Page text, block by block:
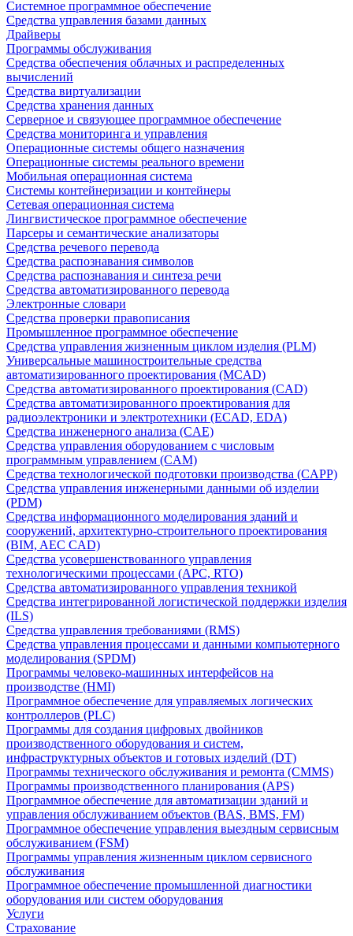
Системное программное обеспечение
Средства управления базами данных
Драйверы
Программы обслуживания
Средства обеспечения облачных и распределенных
вычислений
Средства виртуализации
Средства хранения данных
Серверное и связующее программное обеспечение
Средства мониторинга и управления
Операционные системы общего назначения
Операционные системы реального времени
Мобильная операционная система
Системы контейнеризации и контейнеры
Сетевая операционная система
Лингвистическое программное обеспечение
Парсеры и семантические анализаторы
Средства речевого перевода
Средства распознавания символов
Средства распознавания и синтеза речи
Средства автоматизированного перевода
Электронные словари
Средства проверки правописания
Промышленное программное обеспечение
Средства управления жизненным циклом изделия (PLM)
Универсальные машиностроительные средства
автоматизированного проектирования (MCAD)
Средства автоматизированного проектирования (CAD)
Средства автоматизированного проектирования для
радиоэлектроники и электротехники (ECAD, EDA)
Средства инженерного анализа (CAE)
Средства управления оборудованием с числовым
программным управлением (CAM)
Средства технологической подготовки производства (CAPP)
Средства управления инженерными данными об изделии
(PDM)
Средства информационного моделирования зданий и
сооружений, архитектурно-строительного проектирования
(BIM, AEC CAD)
Средства усовершенствованного управления
технологическими процессами (APC, RTO)
Средства автоматизированного управления техникой
Средства интегрированной логистической поддержки изделия
(ILS)
Средства управления требованиями (RMS)
Средства управления процессами и данными компьютерного
моделирования (SPDM)
Программы человеко-машинных интерфейсов на
производстве (HMI)
Программное обеспечение для управляемых логических
контроллеров (PLC)
Программы для создания цифровых двойников
производственного оборудования и систем,
инфраструктурных объектов и готовых изделий (DT)
Программы технического обслуживания и ремонта (CMMS)
Программы производственного планирования (APS)
Программное обеспечение для автоматизации зданий и
управления обслуживанием объектов (BAS, BMS, FM)
Программное обеспечение управления выездным сервисным
обслуживанием (FSM)
Программы управления жизненным циклом сервисного
обслуживания
Программное обеспечение промышленной диагностики
оборудования или систем оборудования
Услуги
Страхование